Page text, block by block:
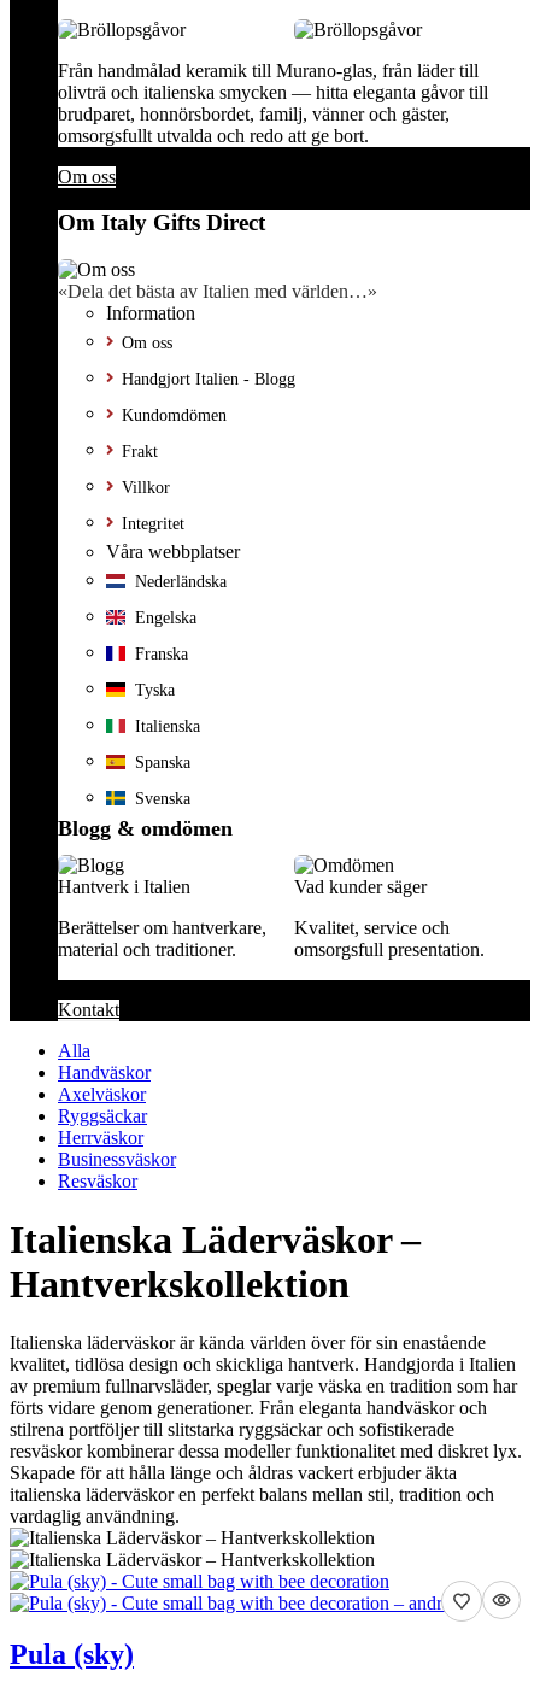
Från handmålad keramik till Murano-glas, från läder till
olivträ och italienska smycken — hitta eleganta gåvor till
brudparet, honnörsbordet, familj, vänner och gäster,
omsorgsfullt utvalda och redo att ge bort.
Om oss
Om Italy Gifts Direct
«Dela det bästa av Italien med världen…»
Information
Om oss
Handgjort Italien - Blogg
Kundomdömen
Frakt
Villkor
Integritet
Våra webbplatser
Nederländska
Engelska
Franska
Tyska
Italienska
Spanska
Svenska
Blogg & omdömen
Hantverk i Italien
Berättelser om hantverkare,
material och traditioner.
Vad kunder säger
Kvalitet, service och
omsorgsfull presentation.
Kontakt
Alla
Handväskor
Axelväskor
Ryggsäckar
Herrväskor
Businessväskor
Resväskor
Italienska Läderväskor –
Hantverkskollektion
Italienska läderväskor är kända världen över för sin enastående
kvalitet, tidlösa design och skickliga hantverk. Handgjorda i Italien
av premium fullnarvsläder, speglar varje väska en tradition som har
förts vidare genom generationer. Från eleganta handväskor och
stilrena portföljer till slitstarka ryggsäckar och sofistikerade
resväskor kombinerar dessa modeller funktionalitet med diskret lyx.
Skapade för att hålla länge och åldras vackert erbjuder äkta
italienska läderväskor en perfekt balans mellan stil, tradition och
vardaglig användning.
Pula (sky)